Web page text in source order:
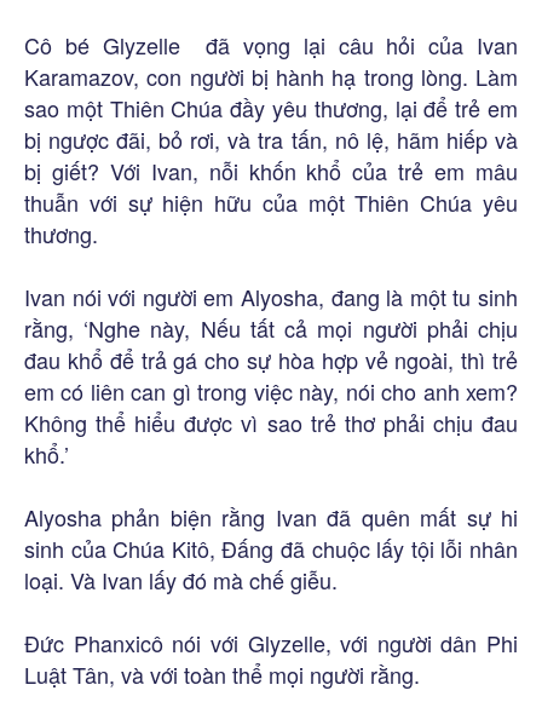
Cô bé Glyzelle đã vọng lại câu hỏi của Ivan
Karamazov, con người bị hành hạ trong lòng. Làm
sao một Thiên Chúa đầy yêu thương, lại để trẻ em
bị ngược đãi, bỏ rơi, và tra tấn, nô lệ, hãm hiếp và
bị giết? Với Ivan, nỗi khốn khổ của trẻ em mâu
thuẫn với sự hiện hữu của một Thiên Chúa yêu
thương.
Ivan nói với người em Alyosha, đang là một tu sinh
rằng, ‘Nghe này, Nếu tất cả mọi người phải chịu
đau khổ để trả gá cho sự hòa hợp vẻ ngoài, thì trẻ
em có liên can gì trong việc này, nói cho anh xem?
Không thể hiểu được vì sao trẻ thơ phải chịu đau
khổ.’
Alyosha phản biện rằng Ivan đã quên mất sự hi
sinh của Chúa Kitô, Đấng đã chuộc lấy tội lỗi nhân
loại. Và Ivan lấy đó mà chế giễu.
Đức Phanxicô nói với Glyzelle, với người dân Phi
Luật Tân, và với toàn thể mọi người rằng.